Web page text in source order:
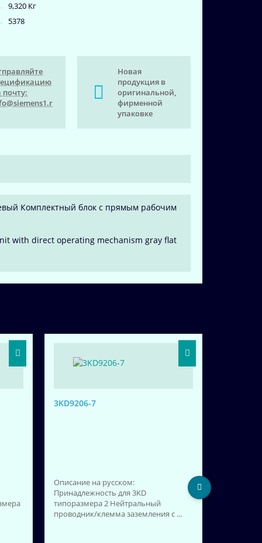
9,320 Кг
5378
почту:
Новая
продукция в
оригинальной,
фирменной
упаковке
Комплектный блок с прямым рабочим
with direct operating mechanism gray flat
3KD9206-7
Описание на русском:
Принадлежность для 3KD
типоразмера 2 Нейтральный
проводник/клемма заземления с ...